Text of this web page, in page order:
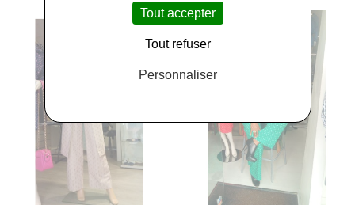
Tout accepter
Tout refuser
Personnaliser